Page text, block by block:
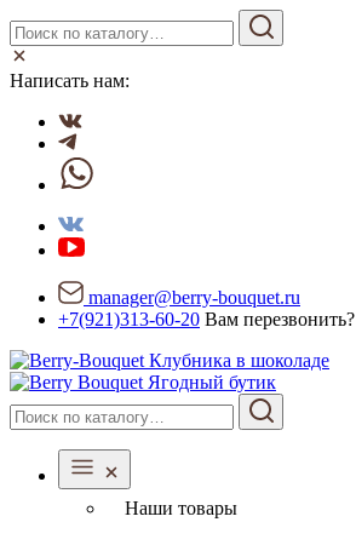
Написать нам:
manager@berry-bouquet.ru
+7(921)313-60-20 Вам перезвонить?
Ягодный бутик
Наши товары